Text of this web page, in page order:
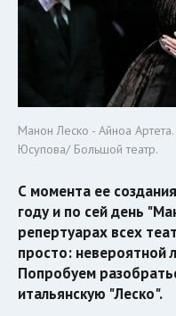
Манон Леско - Айноа
Юсупова/ Большой театр.
С момента ее
году и по сей день
репертуарах всех
просто: невероятной
Попробуем
итальянскую "Леско".